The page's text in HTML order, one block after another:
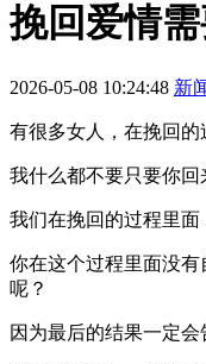
挽回爱情
2026-05-08 10:24:48 新
有很多女人，在挽回的
我什么都不要只要你回
我们在挽回的过程里面
你在这个过程里面没
呢？
因为最后的结果一定